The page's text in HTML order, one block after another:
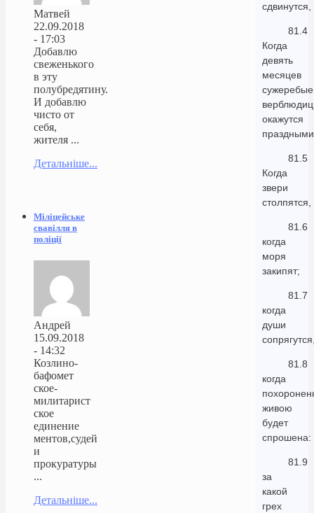
сдвинутся,
81.4
Когда
девять
месяцев
сужеребые
окажутся
81.5
Когда
звери
столпятся,
81.6
когда
моря
закипят;
81.7
когда
души
81.8
когда
живою
будет
спрошена:
81.9
за
какой
грех
Матвей
22.09.2018
- 17:03
Добавлю
свеженького
в эту
полубредятину.
И добавлю
чисто от
себя,
жителя ...
Детальніше...
Міліцейське
свавілля в
поліції
Андрей
15.09.2018
- 14:32
Козлино-
бафомет
ское-
милитарист
ское
единение
ментов,судей
и
прокуратуры
...
Детальніше...